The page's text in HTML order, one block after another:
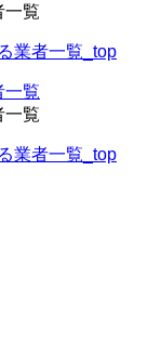
一覧
業者一覧_top
一覧
一覧
業者一覧_top